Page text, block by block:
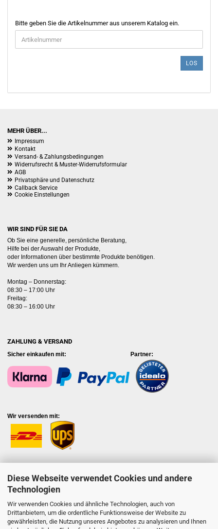
Diese Webseite verwendet Cookies und andere
Technologien
Wir verwenden Cookies und ähnliche Technologien, auch von
Drittanbietern, um die ordentliche Funktionsweise der Website zu
gewährleisten, die Nutzung unseres Angebotes zu analysieren und Ihnen
BITTE
GEBEN
SIE
DIE
EIN.
Bitte geben Sie die Artikelnummer aus unserem Katalog ein.
LOS
MEHR ÜBER...
Impressum
Kontakt
Versand- & Zahlungsbedingungen
Widerrufsrecht & Muster-Widerrufsformular
AGB
Privatsphäre und Datenschutz
Callback Service
Cookie Einstellungen
WIR SIND FÜR SIE DA
Ob Sie eine generelle, persönliche Beratung,
Hilfe bei der Auswahl der Produkte,
oder Informationen über bestimmte Produkte benötigen.
Wir werden uns um Ihr Anliegen kümmern.
Montag – Donnerstag:
08:30 – 17:00 Uhr
Freitag:
08:30 – 16:00 Uhr
ZAHLUNG & VERSAND
Sicher einkaufen mit: Partner:
Wir versenden mit:
SHOPSERVICE